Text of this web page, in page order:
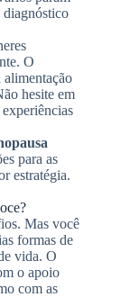
diagnóstico
O
hesite em
para as
estratégia.
Mas você
formas de
vida. O
o apoio
com as